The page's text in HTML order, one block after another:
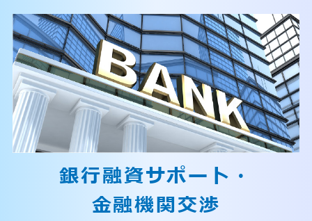
銀行融資サポート・
金融機関交渉